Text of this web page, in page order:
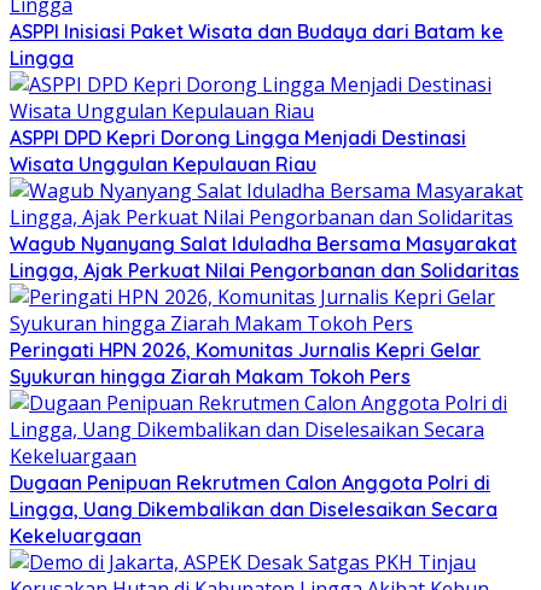
ASPPI Inisiasi Paket Wisata dan Budaya dari Batam ke
Lingga
ASPPI DPD Kepri Dorong Lingga Menjadi Destinasi
Wisata Unggulan Kepulauan Riau
Wagub Nyanyang Salat Iduladha Bersama Masyarakat
Lingga, Ajak Perkuat Nilai Pengorbanan dan Solidaritas
Peringati HPN 2026, Komunitas Jurnalis Kepri Gelar
Syukuran hingga Ziarah Makam Tokoh Pers
Dugaan Penipuan Rekrutmen Calon Anggota Polri di
Lingga, Uang Dikembalikan dan Diselesaikan Secara
Kekeluargaan